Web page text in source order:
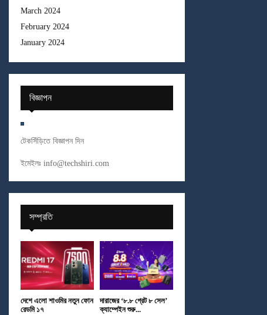
March 2024
February 2024
January 2024
বিজ্ঞাপন
টেকসিঁড়িতে বিজ্ঞাপন দিন
ইমেইলঃ info@techshiri.com
সম্প্রতি
দেশে এলো শাওমির নতুন ফোন
রেডমি ১৭
দারাজের ‘৮.৮ গ্রেট ৮ সেল’
ক্যাম্পেইন শুরু...